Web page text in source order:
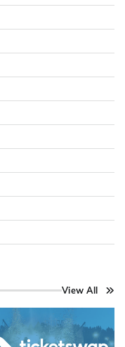
View All